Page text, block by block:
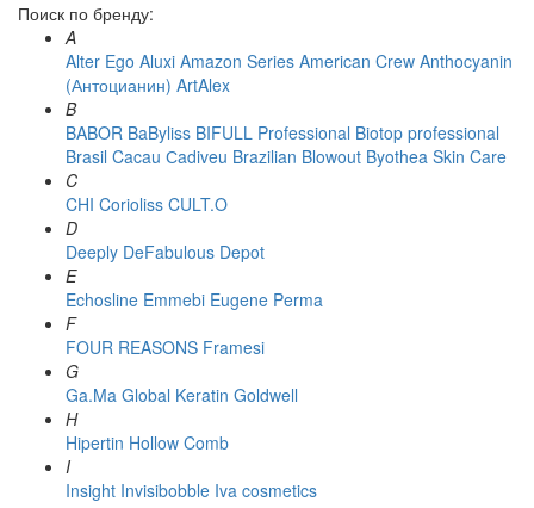
Поиск по бренду:
A
Alter Ego Aluxi Amazon Series American Crew Anthocyanin
(Антоцианин) ArtAlex
B
BABOR BaByliss BIFULL Professional Biotop professional
Brasil Cacau Сadiveu Brazilian Blowout Byothea Skin Care
C
CHI Corioliss CULT.O
D
Deeply DeFabulous Depot
E
Echosline Emmebi Eugene Perma
F
FOUR REASONS Framesi
G
Ga.Ma Global Keratin Goldwell
H
Hipertin Hollow Comb
I
Insight Invisibobble Iva cosmetics